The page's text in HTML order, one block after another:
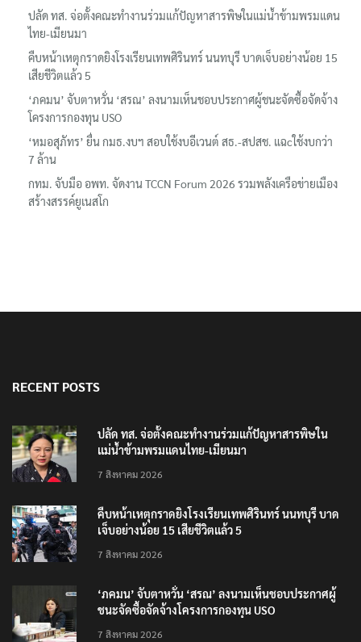
ปลัด ทส. จ่อตั้งคณะทำงานร่วมแก้ปัญหาสารพิษในแม่น้ำข้ามพรมแดน
ไทย-เมียนมา
คืบหน้าเหตุกราดยิงโรงเรียนเทพศิรินทร์ นนทบุรี บาดเจ็บอย่างน้อย 15
เสียชีวิตแล้ว 5
‘ภคมน’ จับตาหวั่น ‘สรณ’ ลงนามเห็นชอบประกาศผู้ชนะจัดซื้อจัดจ้าง
โครงการกองทุน USO
‘หมอสุภัทร’ ยื่น กมธ.งบฯ สอบใช้งบอีเวนต์ สธ.-สปสช. แฉcใช้งบกว่า
7 ล้าน
กทม. จับมือ อพท. จัดงาน TCCN Forum 2026 รวมพลังเครือข่ายเมือง
สร้างสรรค์ยูเนสโก
RECENT POSTS
ปลัด ทส. จ่อตั้งคณะทำงานร่วมแก้ปัญหาสารพิษใน
แม่น้ำข้ามพรมแดนไทย-เมียนมา
7 สิงหาคม 2026
คืบหน้าเหตุกราดยิงโรงเรียนเทพศิรินทร์ นนทบุรี บาด
เจ็บอย่างน้อย 15 เสียชีวิตแล้ว 5
7 สิงหาคม 2026
‘ภคมน’ จับตาหวั่น ‘สรณ’ ลงนามเห็นชอบประกาศผู้
ชนะจัดซื้อจัดจ้างโครงการกองทุน USO
7 สิงหาคม 2026